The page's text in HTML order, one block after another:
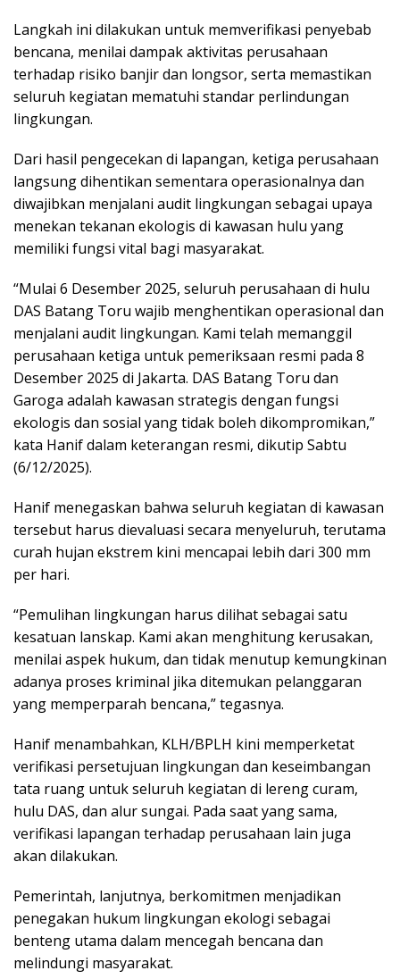
Langkah ini dilakukan untuk memverifikasi penyebab
bencana, menilai dampak aktivitas perusahaan
terhadap risiko banjir dan longsor, serta memastikan
seluruh kegiatan mematuhi standar perlindungan
lingkungan.
Dari hasil pengecekan di lapangan, ketiga perusahaan
langsung dihentikan sementara operasionalnya dan
diwajibkan menjalani audit lingkungan sebagai upaya
menekan tekanan ekologis di kawasan hulu yang
memiliki fungsi vital bagi masyarakat.
“Mulai 6 Desember 2025, seluruh perusahaan di hulu
DAS Batang Toru wajib menghentikan operasional dan
menjalani audit lingkungan. Kami telah memanggil
perusahaan ketiga untuk pemeriksaan resmi pada 8
Desember 2025 di Jakarta. DAS Batang Toru dan
Garoga adalah kawasan strategis dengan fungsi
ekologis dan sosial yang tidak boleh dikompromikan,”
kata Hanif dalam keterangan resmi, dikutip Sabtu
(6/12/2025).
Hanif menegaskan bahwa seluruh kegiatan di kawasan
tersebut harus dievaluasi secara menyeluruh, terutama
curah hujan ekstrem kini mencapai lebih dari 300 mm
per hari.
“Pemulihan lingkungan harus dilihat sebagai satu
kesatuan lanskap. Kami akan menghitung kerusakan,
menilai aspek hukum, dan tidak menutup kemungkinan
adanya proses kriminal jika ditemukan pelanggaran
yang memperparah bencana,” tegasnya.
Hanif menambahkan, KLH/BPLH kini memperketat
verifikasi persetujuan lingkungan dan keseimbangan
tata ruang untuk seluruh kegiatan di lereng curam,
hulu DAS, dan alur sungai. Pada saat yang sama,
verifikasi lapangan terhadap perusahaan lain juga
akan dilakukan.
Pemerintah, lanjutnya, berkomitmen menjadikan
penegakan hukum lingkungan ekologi sebagai
benteng utama dalam mencegah bencana dan
melindungi masyarakat.